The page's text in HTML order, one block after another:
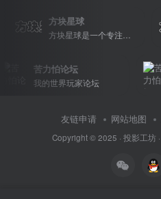
方块星球
苦力怕论坛
我的世界玩家论坛
友链申请 网站地图
Copyright © 2025 · 投影工坊·